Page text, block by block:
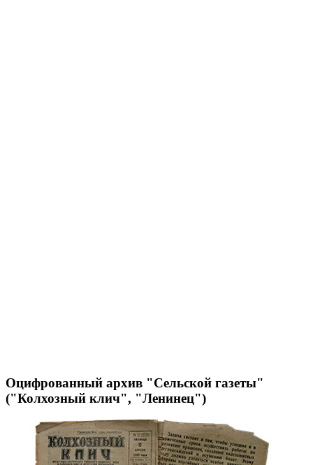
Оцифрованный архив "Сельской газеты"
("Колхозный клич", "Ленинец")